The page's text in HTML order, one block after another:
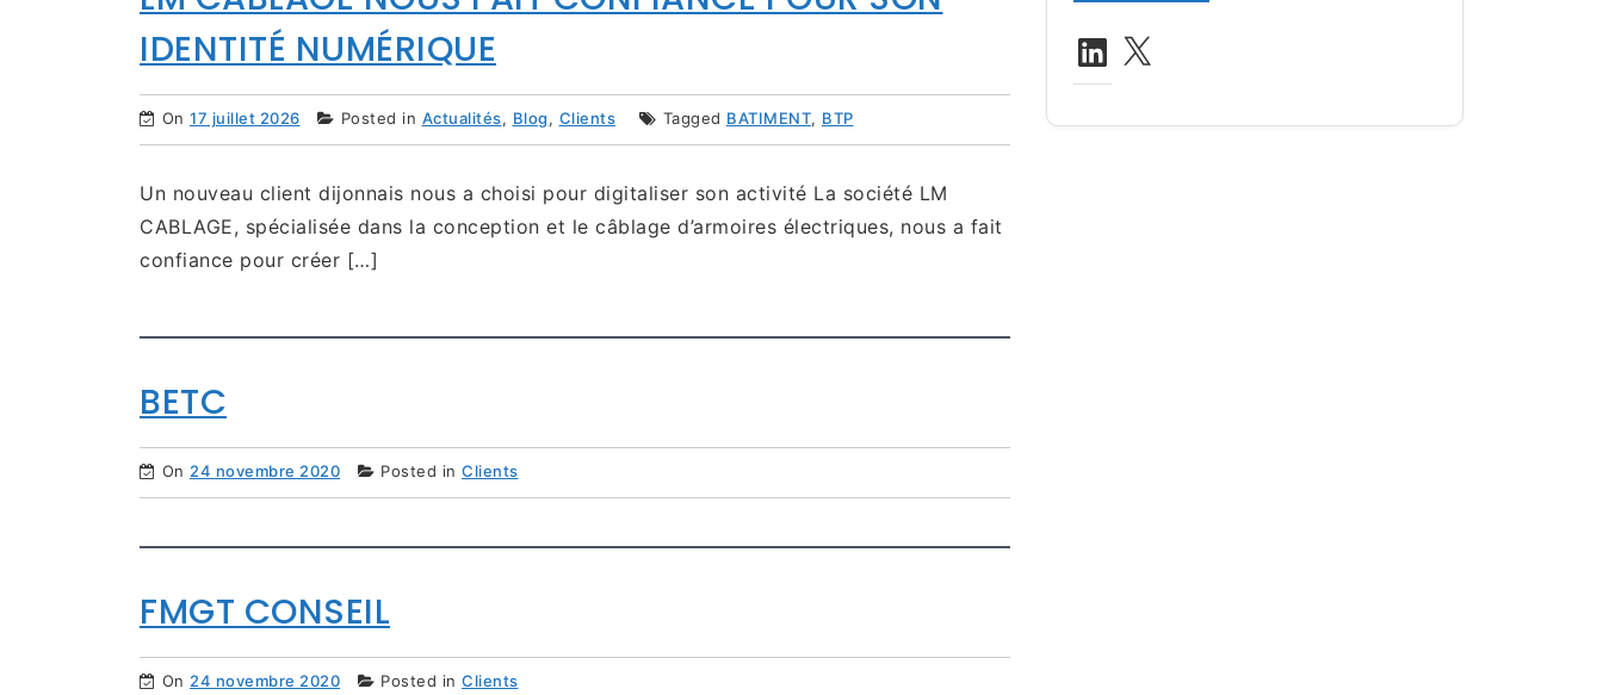
IDENTITÉ NUMÉRIQUE
On 17 juillet 2026 Posted in Actualités, Blog, Clients Tagged BATIMENT, BTP
Un nouveau client dijonnais nous a choisi pour digitaliser son activité La société LM
CABLAGE, spécialisée dans la conception et le câblage d’armoires électriques, nous a fait
confiance pour créer […]
BETC
On 24 novembre 2020 Posted in Clients
FMGT CONSEIL
On 24 novembre 2020 Posted in Clients
LinkedIn
X